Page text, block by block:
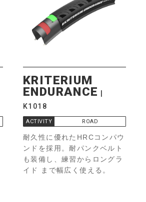
KRITERIUM
ENDURANCE
K1018
ACTIVITY ROAD
耐久性に優れたHRCコンパウ
ンドを採用。耐パンクベルト
も装備し、練習からロングラ
イド まで幅広く使える。